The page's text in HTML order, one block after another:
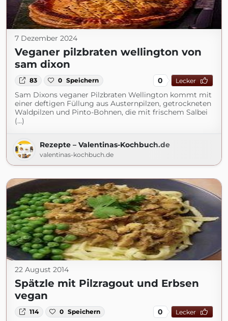
7 Dezember 2024
Veganer pilzbraten wellington von
sam dixon
83 0 Speichern 0 Lecker
Sam Dixons veganer Pilzbraten Wellington kommt mit
einer deftigen Füllung aus Austernpilzen, getrockneten
Waldpilzen und Pinto-Bohnen, die mit frischem Salbei
(...)
Rezepte – Valentinas-Kochbuch.de
valentinas-kochbuch.de
22 August 2014
Spätzle mit Pilzragout und Erbsen
vegan
114 0 Speichern 0 Lecker